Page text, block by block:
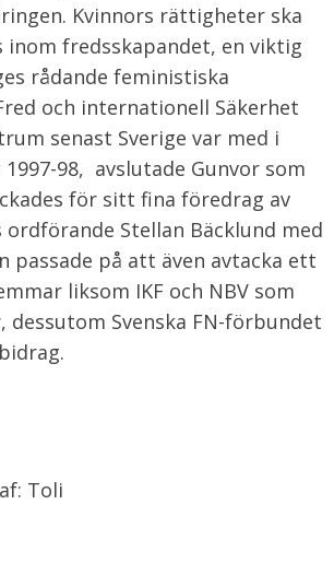
Kvinnors rättigheter ska
inom fredsskapandet, en viktig
rådande feministiska
och internationell Säkerhet
senast Sverige var med i
98, avslutade Gunvor som
för sitt fina föredrag av
ordförande Stellan Bäcklund med
passade på att även avtacka ett
liksom IKF och NBV som
dessutom Svenska FN-förbundet
Toli